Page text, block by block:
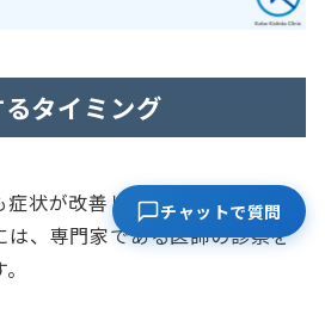
タイミング
状が改善しない場合や特定の
は、専門家である医師の診察を
チャットで質問